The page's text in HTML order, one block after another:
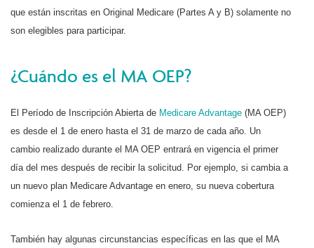
que están inscritas en Original Medicare (Partes A y B) solamente no
son elegibles para participar.
¿Cuándo es el MA OEP?
El Período de Inscripción Abierta de Medicare Advantage (MA OEP)
es desde el 1 de enero hasta el 31 de marzo de cada año. Un
cambio realizado durante el MA OEP entrará en vigencia el primer
día del mes después de recibir la solicitud. Por ejemplo, si cambia a
un nuevo plan Medicare Advantage en enero, su nueva cobertura
comienza el 1 de febrero.
También hay algunas circunstancias específicas en las que el MA